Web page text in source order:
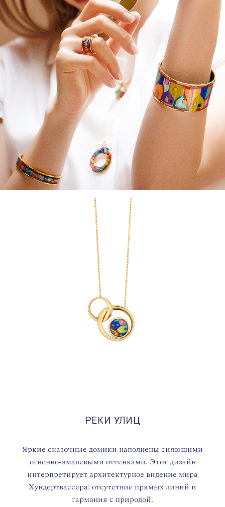
РЕКИ УЛИЦ
Яркие сказочные домики наполнены сияющими
огненно-эмалевыми оттенками. Этот дизайн
интерпретирует архитектурное видение мира
Хундертвассера: отсутствие прямых линий и
гармония с природой.